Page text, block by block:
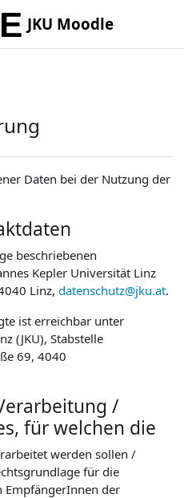
JKU Moodle
Daten bei der Nutzung der
beschriebenen
Kepler Universität Linz
Linz, datenschutz@jku.at.
ist erreichbar unter
(JKU), Stabstelle
69, 4040
/
für welchen die
werden sollen /
für die
EmpfängerInnen der